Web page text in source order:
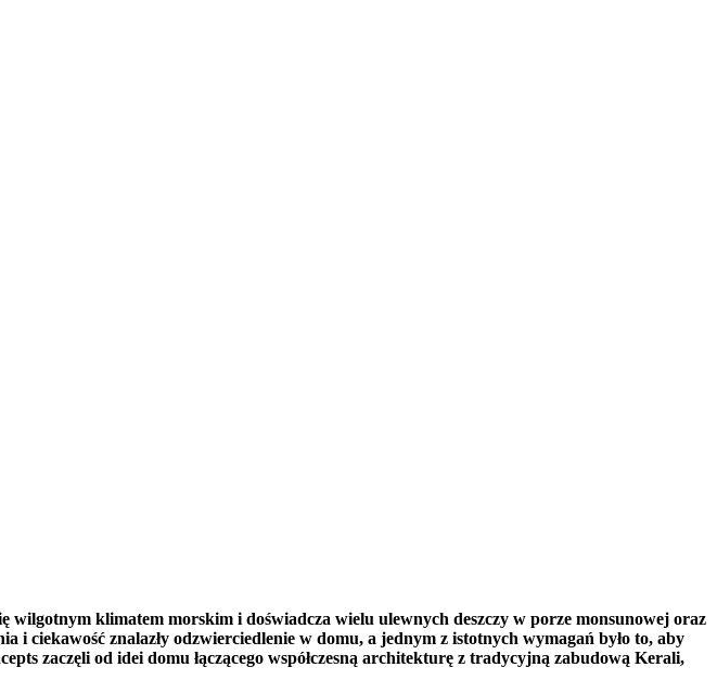
klimatem morskim i doświadcza wielu ulewnych deszczy w porze monsunowej oraz
ciekawość znalazły odzwierciedlenie w domu, a jednym z istotnych wymagań było to, aby
zaczęli od idei domu łączącego współczesną architekturę z tradycyjną zabudową Kerali,